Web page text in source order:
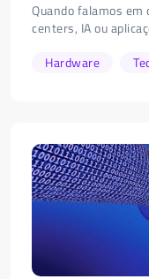
Quando falamos em
centers, IA ou
Hardware